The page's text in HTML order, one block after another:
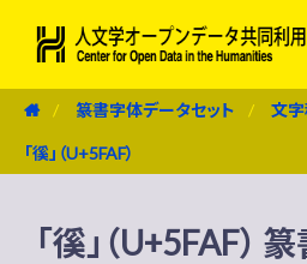
篆書字体データセット 文
「徯」（U+5FAF）
「徯」（U+5FAF）